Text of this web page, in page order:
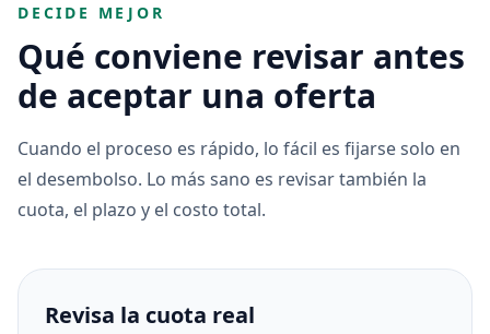
DECIDE MEJOR
Qué conviene revisar antes
de aceptar una oferta
Cuando el proceso es rápido, lo fácil es fijarse solo en
el desembolso. Lo más sano es revisar también la
cuota, el plazo y el costo total.
Revisa la cuota real